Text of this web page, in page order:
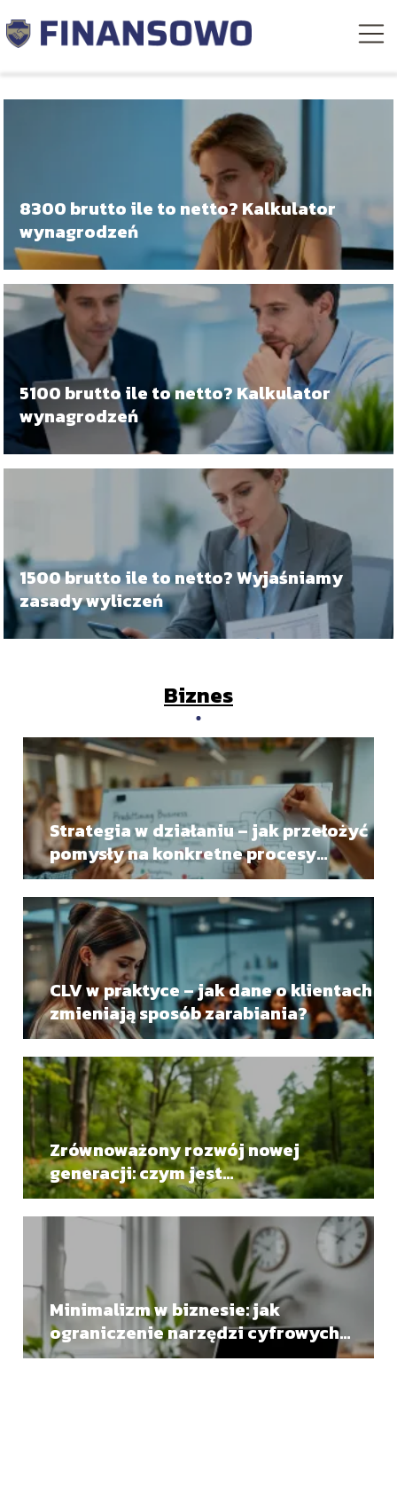
8300 brutto ile to netto? Kalkulator
wynagrodzeń
5100 brutto ile to netto? Kalkulator
wynagrodzeń
1500 brutto ile to netto? Wyjaśniamy
zasady wyliczeń
Biznes
Strategia w działaniu – jak przełożyć
pomysły na konkretne procesy
biznesowe?
CLV w praktyce – jak dane o klientach
zmieniają sposób zarabiania?
Zrównoważony rozwój nowej
generacji: czym jest
przedsiębiorczość regeneracyjna?
Minimalizm w biznesie: jak
ograniczenie narzędzi cyfrowych
może pomóc liderom?